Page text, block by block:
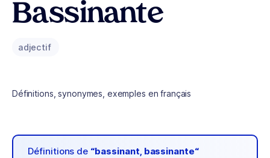
Bassinante
adjectif
Définitions, synonymes, exemples en français
Définitions de “bassinant, bassinante“